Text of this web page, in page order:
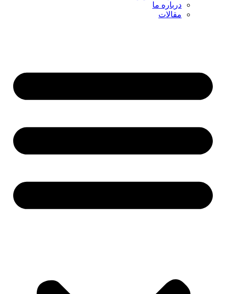
درباره ما
مقالات